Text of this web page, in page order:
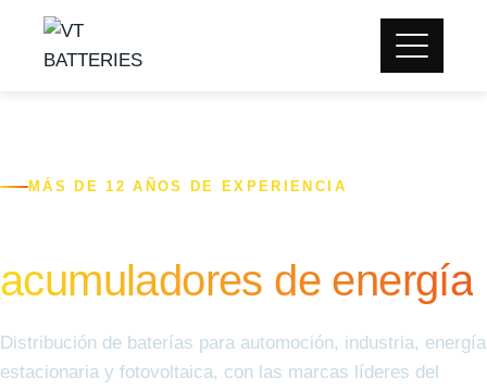
MÁS DE 12 AÑOS DE EXPERIENCIA
acumuladores de energía
Distribución de baterías para automoción, industria, energía
estacionaria y fotovoltaica, con las marcas líderes del